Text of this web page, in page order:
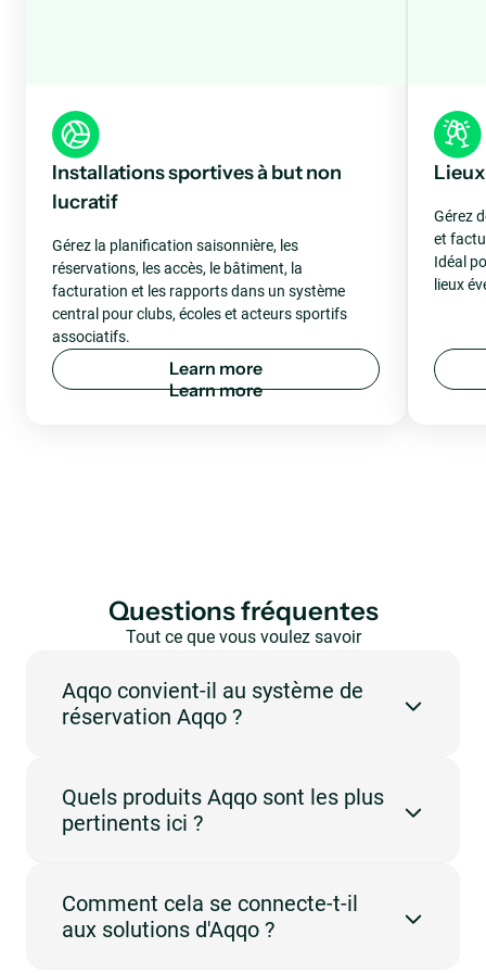
Installations sportives à but non
lucratif
Gérez la planification saisonnière, les
réservations, les accès, le bâtiment, la
facturation et les rapports dans un système
central pour clubs, écoles et acteurs sportifs
associatifs.
Learn more
Gérez
et
Idéal
lieux
Questions fréquentes
Tout ce que vous voulez savoir
Aqqo convient-il au système de
réservation Aqqo ?
réservations, la disponibilité, les utilisateurs et
l'administration sur une plateforme centrale. Cette
Quels produits Aqqo sont les plus
pertinents ici ?
Management, Event Management, Invoicing et Online
Payments. Ils prennent en charge les flux de travail
Comment cela se connecte-t-il
aux solutions d'Aqqo ?